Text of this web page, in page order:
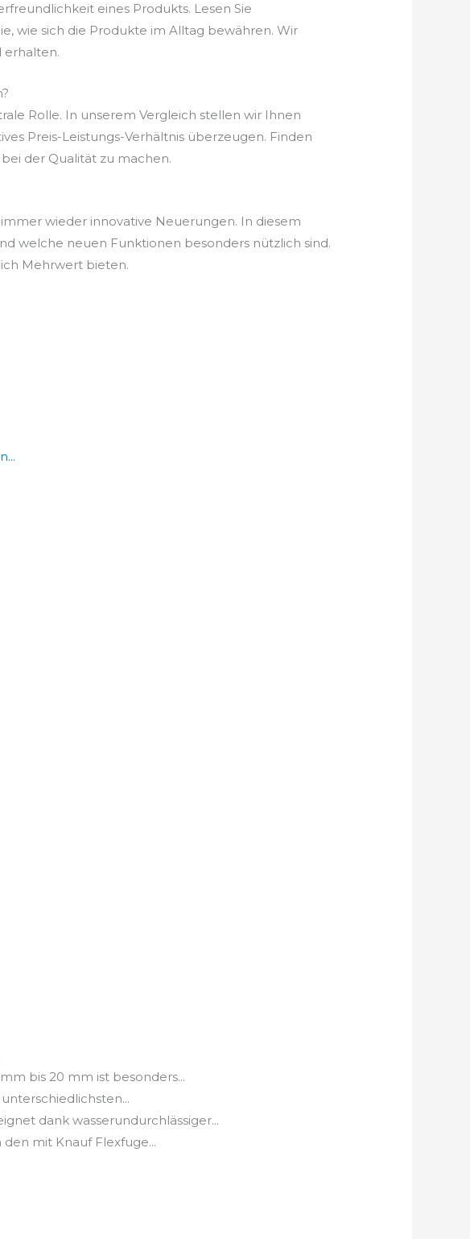
eines Produkts. Lesen Sie
wie sich die Produkte im Alltag bewähren. Wir
erhalten.
Rolle. In unserem Vergleich stellen wir Ihnen
Preis-Leistungs-Verhältnis überzeugen. Finden
der Qualität zu machen.
wieder innovative Neuerungen. In diesem
welche neuen Funktionen besonders nützlich sind.
Mehrwert bieten.
bis 20 mm ist besonders...
dank wasserundurchlässiger...
mit Knauf Flexfuge...